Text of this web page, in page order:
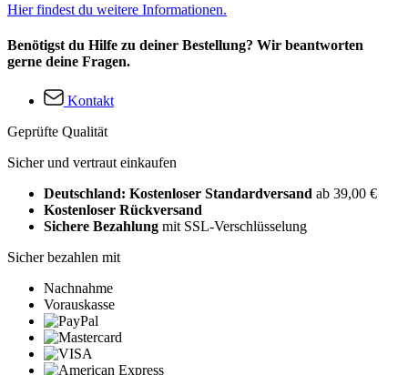
Hier findest du weitere Informationen.
Benötigst du Hilfe zu deiner Bestellung? Wir beantworten
gerne deine Fragen.
Kontakt
Geprüfte Qualität
Sicher und vertraut einkaufen
Deutschland: Kostenloser Standardversand ab 39,00 €
Kostenloser Rückversand
Sichere Bezahlung mit SSL-Verschlüsselung
Sicher bezahlen mit
Nachnahme
Vorauskasse